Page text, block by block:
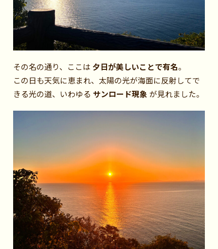
その名の通り、ここは 夕日が美しいことで有名。
この日も天気に恵まれ、太陽の光が海面に反射してで
きる光の道、いわゆる サンロード現象 が見れました。